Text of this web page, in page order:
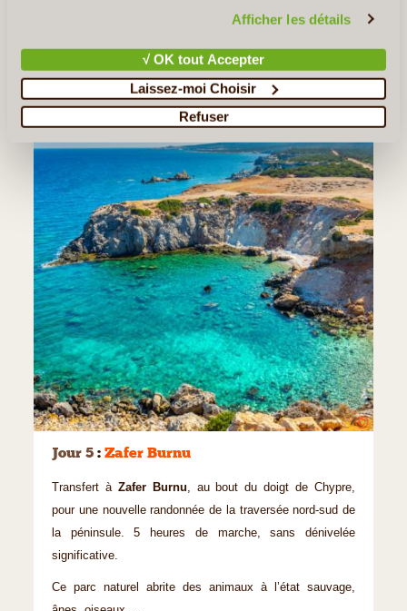
Afficher les détails
√ OK tout Accepter
Laissez-moi Choisir
Refuser
©
Jour 5 : Zafer Burnu
Transfert à Zafer Burnu, au bout du doigt de Chypre,
pour une nouvelle randonnée de la traversée nord-sud de
la péninsule. 5 heures de marche, sans dénivelée
significative.
Ce parc naturel abrite des animaux à l’état sauvage,